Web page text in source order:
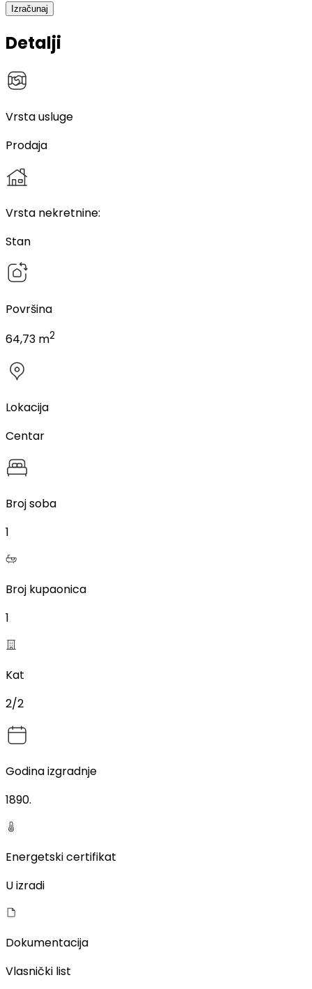
Izračunaj
Detalji
Vrsta usluge
Prodaja
Vrsta nekretnine:
Stan
Površina
64,73 m2
Lokacija
Centar
Broj soba
1
Broj kupaonica
1
Kat
2/2
Godina izgradnje
1890.
Energetski certifikat
U izradi
Dokumentacija
Vlasnički list